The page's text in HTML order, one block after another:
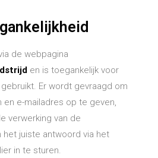
de webpagina
en is toegankelijk voor
Er wordt gevraagd om
en e-mailadres op te geven,
verwerking van de
juiste antwoord via het
in te sturen.